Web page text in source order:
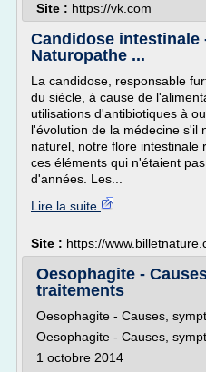
Site : https://vk.com
Candidose intestinale
Naturopathe ...
La candidose, responsable
du siècle, à cause de
utilisations d'antibiotiques à
l'évolution de la médecine s'il
naturel, notre flore intestinale
ces éléments qui n'étaient
d'années. Les...
Lire la suite
Site : https://
Oesophagite -
traitements
Oesophagite - Causes,
Oesophagite - Causes,
1 octobre 2014